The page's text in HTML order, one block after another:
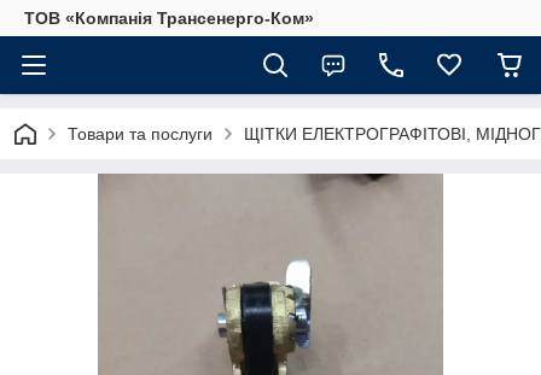
ТОВ «Компанія Трансенерго-Ком»
Товари та послуги ЩІТКИ ЕЛЕКТРОГРАФІТОВІ,